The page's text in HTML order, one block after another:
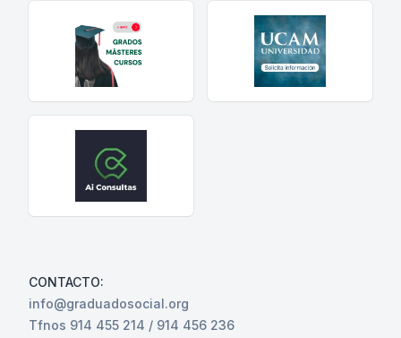
CONTACTO:
info@graduadosocial.org
Tfnos 914 455 214 / 914 456 236